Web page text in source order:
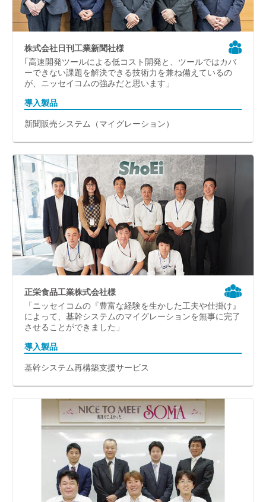
株式会社日刊工業新聞社様
｢高速開発ツールによる低コスト開発と、ツールではカバ
ーできない課題を解決できる技術力を兼ね備えているの
が、ニッセイコムの強みだと思います」
導入製品
新聞販売システム（マイグレーション）
正栄食品工業株式会社様
「ニッセイコムの『豊富な経験を生かした工夫や仕掛け』
によって、基幹システムのマイグレーションを無事に完了
させることができました」
導入製品
基幹システム再構築支援サービス